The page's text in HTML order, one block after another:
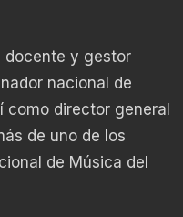
docente y gestor
nacional de
como director general
de uno de los
de Música del